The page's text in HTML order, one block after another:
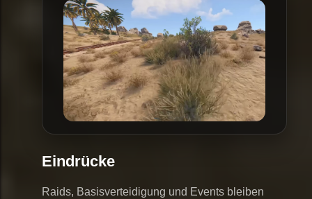
Eindrücke
Raids, Basisverteidigung und Events bleiben